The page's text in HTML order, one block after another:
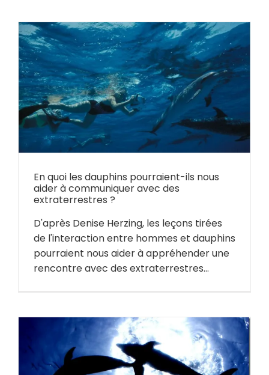
En quoi les dauphins pourraient-ils nous
aider à communiquer avec des
extraterrestres ?
D'après Denise Herzing, les leçons tirées
de l'interaction entre hommes et dauphins
pourraient nous aider à appréhender une
rencontre avec des extraterrestres...